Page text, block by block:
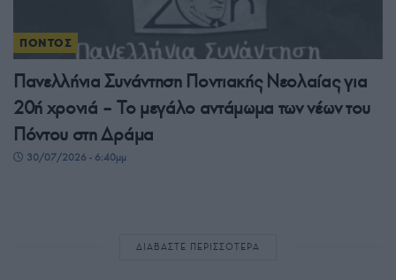
ΠΟΝΤΟΣ
Πανελλήνια Συνάντηση Ποντιακής Νεολαίας για
20ή χρονιά – Το μεγάλο αντάμωμα των νέων του
Πόντου στη Δράμα
30/07/2026 - 6:40μμ
ΔΙΑΒΑΣΤΕ ΠΕΡΙΣΣΟΤΕΡΑ